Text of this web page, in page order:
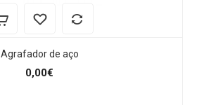
Agrafador de aço
0,00€